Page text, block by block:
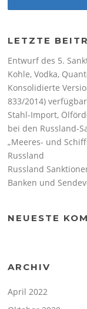
LETZTE
Entwurf des 5.
Kohle, Vodka,
Konsolidierte
833/2014) verfügbar
Stahl-Import,
bei den Russland-
„Meeres- und
Russland
Russland
Banken und
NEUESTE
ARCHIV
April 2022